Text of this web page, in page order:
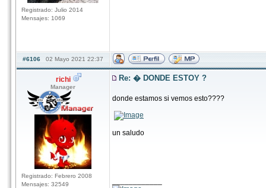
Registrado: Julio 2014
Mensajes: 1069
#6106 02 Mayo 2021 22:37
richi
Manager
Registrado: Febrero 2008
Mensajes: 32549
Re: � DONDE ESTOY ?
donde estamos si vemos esto????
un saludo